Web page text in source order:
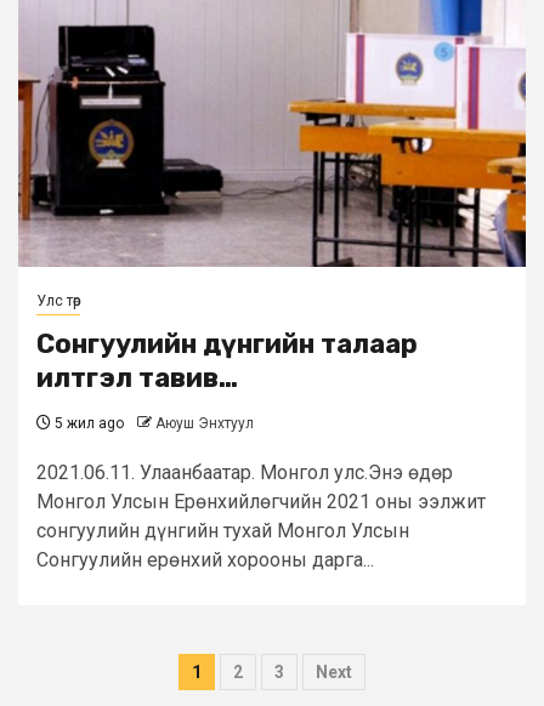
Улс төр
Сонгуулийн дүнгийн талаар
илтгэл тавив…
5 жил ago Аюуш Энхтуул
2021.06.11. Улаанбаатар. Монгол улс.Энэ өдөр
Монгол Улсын Ерөнхийлөгчийн 2021 оны ээлжит
сонгуулийн дүнгийн тухай Монгол Улсын
Сонгуулийн ерөнхий хорооны дарга...
Posts
1 2 3 Next